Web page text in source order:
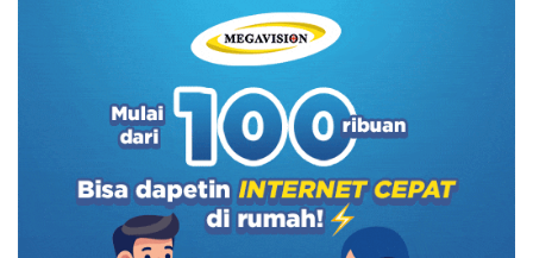
- 1. Paket Silver (Internet + TV) 20 Mbps dari
Megavision (Rp185,000/bulan)
- 2. Paket Internet Only 100 Mbps dari Megavision
- 3. Paket Internet Iconnet 35 Mbps
- 4. Paket 20 Mbps dari Bnetfit (Rp199,000/bulan)
Perbandingan Paket MyRepublic Termurah &
Alternatifnya
Akhir Kata